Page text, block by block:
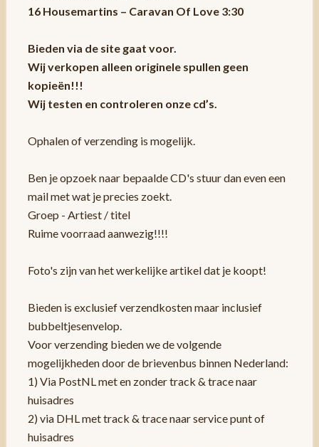
16 Housemartins – Caravan Of Love 3:30
Bieden via de site gaat voor.
Wij verkopen alleen originele spullen geen
kopieën!!!
Wij testen en controleren onze cd’s.
Ophalen of verzending is mogelijk.
Ben je opzoek naar bepaalde CD's stuur dan even een
mail met wat je precies zoekt.
Groep - Artiest / titel
Ruime voorraad aanwezig!!!!
Foto's zijn van het werkelijke artikel dat je koopt!
Bieden is exclusief verzendkosten maar inclusief
bubbeltjesenvelop.
Voor verzending bieden we de volgende
mogelijkheden door de brievenbus binnen Nederland:
1) Via PostNL met en zonder track & trace naar
huisadres
2) via DHL met track & trace naar service punt of
huisadres